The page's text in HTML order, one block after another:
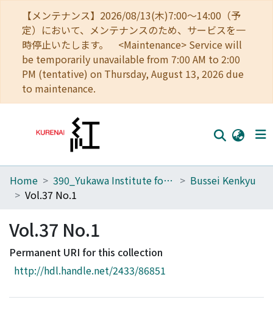
【メンテナンス】2026/08/13(木)7:00～14:00（予
定）において、メンテナンスのため、サービスを一
時停止いたします。 <Maintenance> Service will
be temporarily unavailable from 7:00 AM to 2:00
PM (tentative) on Thursday, August 13, 2026 due
to maintenance.
Home
Browse
Download Ranking
Access Statistics
Home 390_Yukawa Institute for Theoretical Physics
Bussei Kenkyu
Vol.37 No.1
Vol.37 No.1
Permanent URI for this collection
http://hdl.handle.net/2433/86851